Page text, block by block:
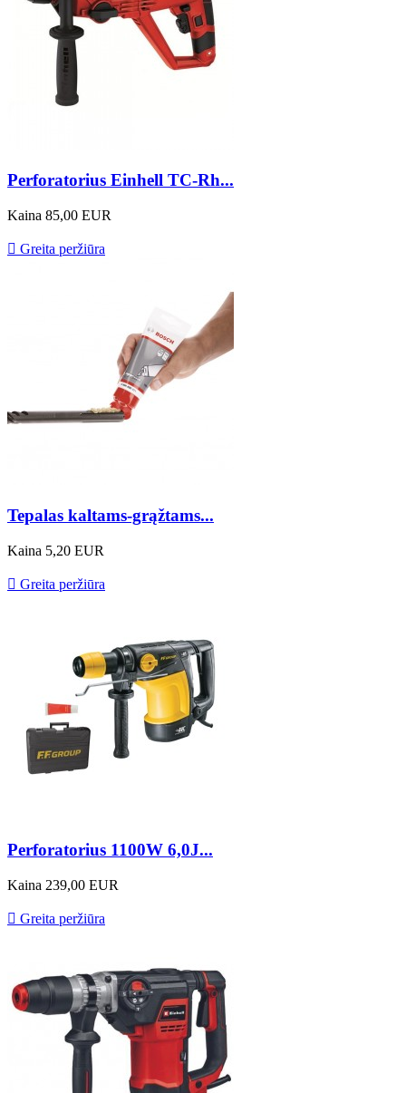
Perforatorius Einhell TC-Rh...
Kaina 85,00 EUR
 Greita peržiūra
Tepalas kaltams-grąžtams...
Kaina 5,20 EUR
 Greita peržiūra
Perforatorius 1100W 6,0J...
Kaina 239,00 EUR
 Greita peržiūra